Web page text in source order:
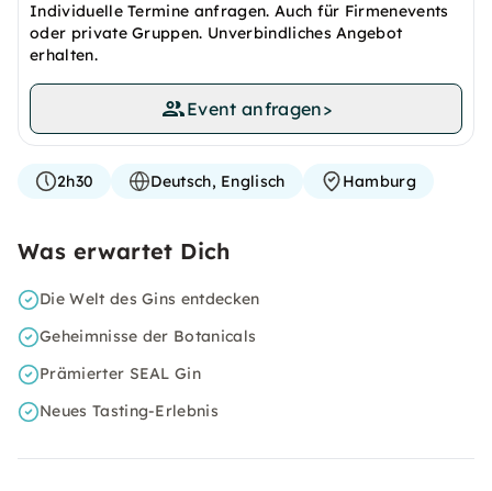
Individuelle Termine anfragen. Auch für Firmenevents
oder private Gruppen. Unverbindliches Angebot
erhalten.
Event anfragen>
2h30 Deutsch, Englisch Hamburg
Was erwartet Dich
Die Welt des Gins entdecken
Geheimnisse der Botanicals
Prämierter SEAL Gin
Neues Tasting-Erlebnis